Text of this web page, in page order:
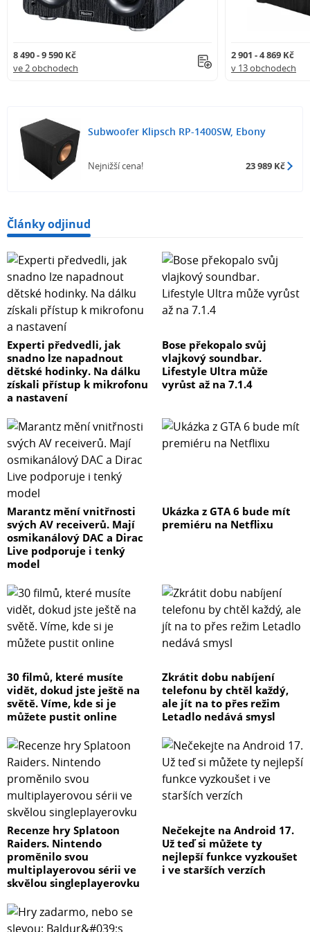
Rozměry 54,2 x 50,8 x 65,2 cm
8 490 - 9 590 Kč
ve 2 obchodech
2 901 - 4 869 Kč
v 13 obchodech
Subwoofer Klipsch RP-1400SW, Ebony
Nejnižší cena! 23 989 Kč
Články odjinud
Experti předvedli, jak
snadno lze napadnout
dětské hodinky. Na dálku
získali přístup k mikrofonu
a nastavení
Bose překopalo svůj
vlajkový soundbar.
Lifestyle Ultra může
vyrůst až na 7.1.4
Marantz mění vnitřnosti
svých AV receiverů. Mají
osmikanálový DAC a Dirac
Live podporuje i tenký
model
Ukázka z GTA 6 bude mít
premiéru na Netflixu
30 filmů, které musíte
vidět, dokud jste ještě na
světě. Víme, kde si je
můžete pustit online
Zkrátit dobu nabíjení
telefonu by chtěl každý,
ale jít na to přes režim
Letadlo nedává smysl
Recenze hry Splatoon
Raiders. Nintendo
proměnilo svou
multiplayerovou sérii ve
skvělou singleplayerovku
Nečekejte na Android 17.
Už teď si můžete ty
nejlepší funkce vyzkoušet
i ve starších verzích